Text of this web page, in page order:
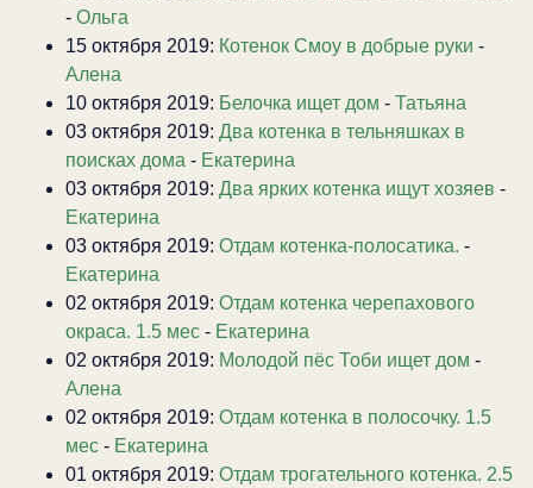
- Ольга
15 октября 2019: Котенок Смоу в добрые руки -
Алена
10 октября 2019: Белочка ищет дом - Татьяна
03 октября 2019: Два котенка в тельняшках в
поисках дома - Екатерина
03 октября 2019: Два ярких котенка ищут хозяев -
Екатерина
03 октября 2019: Отдам котенка-полосатика. -
Екатерина
02 октября 2019: Отдам котенка черепахового
окраса. 1.5 мес - Екатерина
02 октября 2019: Молодой пёс Тоби ищет дом -
Алена
02 октября 2019: Отдам котенка в полосочку. 1.5
мес - Екатерина
01 октября 2019: Отдам трогательного котенка. 2.5